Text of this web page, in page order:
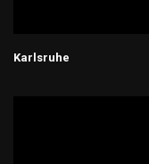
Karlsruhe